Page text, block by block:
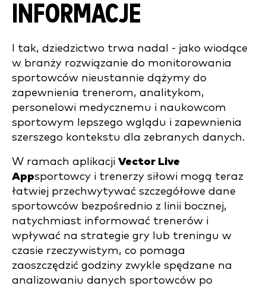
INFORMACJE
I tak, dziedzictwo trwa nadal - jako wiodące
w branży rozwiązanie do monitorowania
sportowców nieustannie dążymy do
zapewnienia trenerom, analitykom,
personelowi medycznemu i naukowcom
sportowym lepszego wglądu i zapewnienia
szerszego kontekstu dla zebranych danych.
W ramach aplikacji Vector Live
Appsportowcy i trenerzy siłowi mogą teraz
łatwiej przechwytywać szczegółowe dane
sportowców bezpośrednio z linii bocznej,
natychmiast informować trenerów i
wpływać na strategie gry lub treningu w
czasie rzeczywistym, co pomaga
zaoszczędzić godziny zwykle spędzane na
analizowaniu danych sportowców po